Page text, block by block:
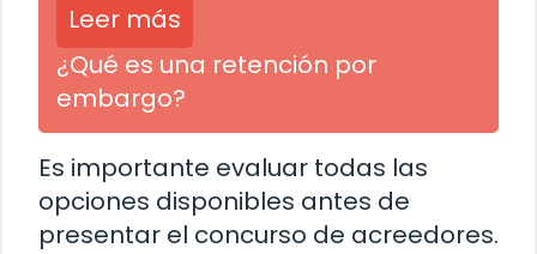
Leer más
¿Qué es una retención por
embargo?
Es importante evaluar todas las
opciones disponibles antes de
presentar el concurso de acreedores.